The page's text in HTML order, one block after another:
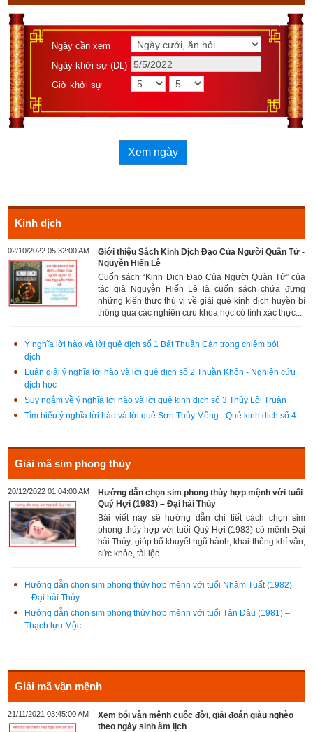
Ngày cần xem
Ngày khởi sự (DL)
Giờ khởi sự
Xem ngày
Kinh dịch
02/10/2022 05:32:00 AM
Giới thiệu Sách Kinh Dịch Đạo Của Người Quân Tử -
Nguyễn Hiến Lê
Cuốn sách “Kinh Dịch Đạo Của Người Quân Tử” của
tác giả Nguyễn Hiến Lê là cuốn sách chứa đựng
những kiến thức thú vị về giải quẻ kinh dịch huyền bí
thông qua các nghiên cứu khoa học có tính xác thực...
Ý nghĩa lời hào và lời quẻ dịch số 1 Bát Thuần Càn trong chiêm bói
dịch
Luận giải ý nghĩa lời hào và lời quẻ dịch số 2 Thuần Khôn - Nghiên cứu
dịch học
Suy ngẫm về ý nghĩa lời hào và lời quẻ kinh dịch số 3 Thủy Lôi Truân
Tìm hiểu ý nghĩa lời hào và lời quẻ Sơn Thủy Mông - Quẻ kinh dịch số 4
Giải mã sim phong thủy
20/12/2022 01:04:00 AM
Hướng dẫn chọn sim phong thủy hợp mệnh với tuổi
Quý Hợi (1983) – Đại hải Thủy
Bài viết này sẽ hướng dẫn chi tiết cách chọn sim
phong thủy hợp với tuổi Quý Hợi (1983) có mệnh Đại
hải Thủy, giúp bổ khuyết ngũ hành, khai thông khí vận,
sức khỏe, tài lộc…
Hướng dẫn chọn sim phong thủy hợp mệnh với tuổi Nhâm Tuất (1982)
– Đại hải Thủy
Hướng dẫn chọn sim phong thủy hợp mệnh với tuổi Tân Dậu (1981) –
Thạch lựu Mộc
Giải mã vận mệnh
21/11/2021 03:45:00 AM
Xem bói vận mệnh cuộc đời, giải đoán giàu nghèo
theo ngày sinh âm lịch